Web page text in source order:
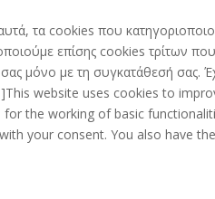
τα cookies που
επίσης cookies τρίτων
μόνο με τη συγκατάθεσή σας.
website uses cookies to
the working of basic
your consent. You also have